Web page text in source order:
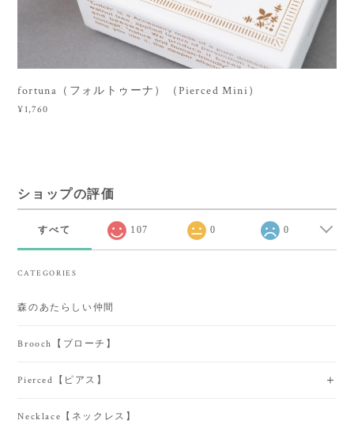
fortuna（フォルトゥーナ）（Pierced Mini）
¥1,760
ショップの評価
すべて 107 0 0
CATEGORIES
森のあたらしい仲間
Brooch【ブローチ】
Pierced【ピアス】
Necklace【ネックレス】